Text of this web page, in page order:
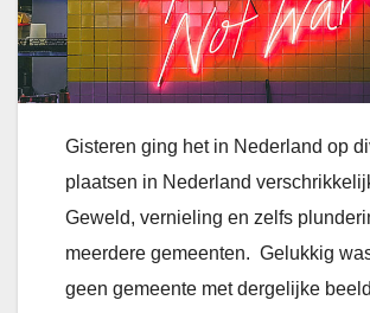
Gisteren ging het in Nederland op
plaatsen in Nederland
Geweld, vernieling en zelfs
meerdere gemeenten. Gelukkig
geen gemeente met dergelijke